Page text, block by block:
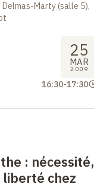
Marty (salle 5),
25
MAR
2009
16:30-17:30
: nécessité,
chez